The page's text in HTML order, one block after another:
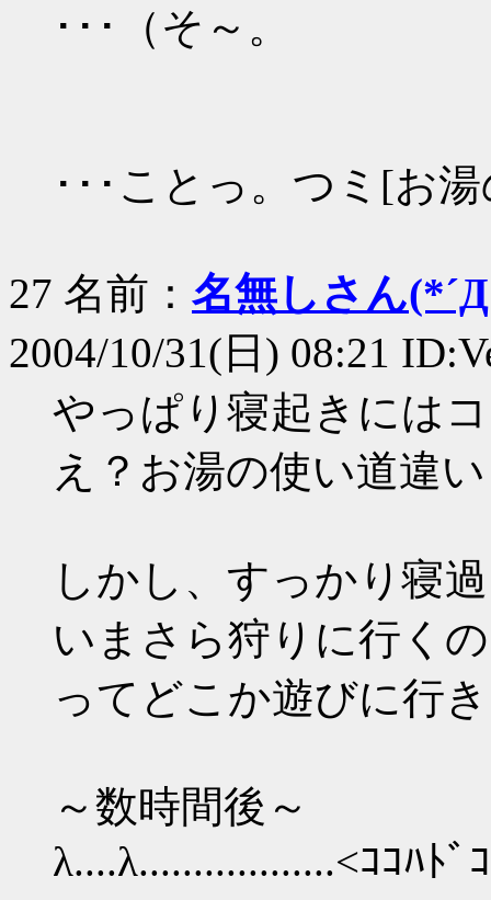
･･･（そ～。
･･･ことっ。つミ[お
27 名前： 名無しさん
2004/10/31(日) 08:21
やっぱり寝起きには
え？お湯の使い道違
しかし、すっかり寝
いまさら狩りに行く
ってどこか遊びに行
～数時間後～
λ....λ..................<ｺｺﾊﾄﾞ